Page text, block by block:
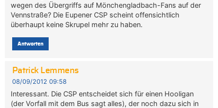
wegen des Übergriffs auf Mönchengladbach-Fans auf der
Vennstraße? Die Eupener CSP scheint offensichtlich
überhaupt keine Skrupel mehr zu haben.
Antworten
Patrick Lemmens
08/09/2012 09:58
Interessant. Die CSP entscheidet sich für einen Hooligan
(der Vorfall mit dem Bus sagt alles), der noch dazu sich in